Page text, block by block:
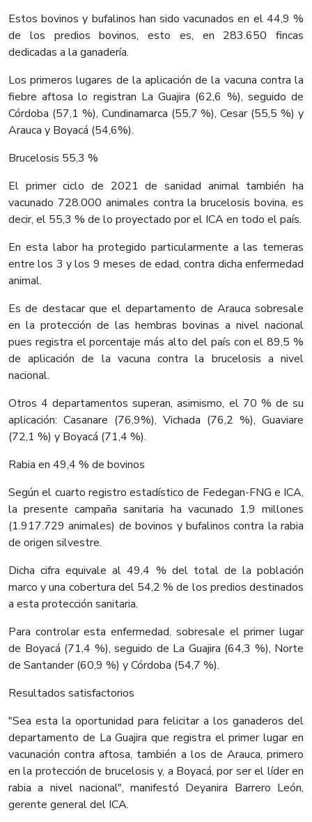
Estos bovinos y bufalinos han sido vacunados en el 44,9 %
de los predios bovinos, esto es, en 283.650 fincas
dedicadas a la ganadería.
Los primeros lugares de la aplicación de la vacuna contra la
fiebre aftosa lo registran La Guajira (62,6 %), seguido de
Córdoba (57,1 %), Cundinamarca (55,7 %), Cesar (55,5 %) y
Arauca y Boyacá (54,6%).
Brucelosis 55,3 %
El primer ciclo de 2021 de sanidad animal también ha
vacunado 728.000 animales contra la brucelosis bovina, es
decir, el 55,3 % de lo proyectado por el ICA en todo el país.
En esta labor ha protegido particularmente a las terneras
entre los 3 y los 9 meses de edad, contra dicha enfermedad
animal.
Es de destacar que el departamento de Arauca sobresale
en la protección de las hembras bovinas a nivel nacional
pues registra el porcentaje más alto del país con el 89,5 %
de aplicación de la vacuna contra la brucelosis a nivel
nacional.
Otros 4 departamentos superan, asimismo, el 70 % de su
aplicación: Casanare (76,9%), Vichada (76,2 %), Guaviare
(72,1 %) y Boyacá (71,4 %).
Rabia en 49,4 % de bovinos
Según el cuarto registro estadístico de Fedegan-FNG e ICA,
la presente campaña sanitaria ha vacunado 1,9 millones
(1.917.729 animales) de bovinos y bufalinos contra la rabia
de origen silvestre.
Dicha cifra equivale al 49,4 % del total de la población
marco y una cobertura del 54,2 % de los predios destinados
a esta protección sanitaria.
Para controlar esta enfermedad, sobresale el primer lugar
de Boyacá (71,4 %), seguido de La Guajira (64,3 %), Norte
de Santander (60,9 %) y Córdoba (54,7 %).
Resultados satisfactorios
"Sea esta la oportunidad para felicitar a los ganaderos del
departamento de La Guajira que registra el primer lugar en
vacunación contra aftosa, también a los de Arauca, primero
en la protección de brucelosis y, a Boyacá, por ser el líder en
rabia a nivel nacional", manifestó Deyanira Barrero León,
gerente general del ICA.